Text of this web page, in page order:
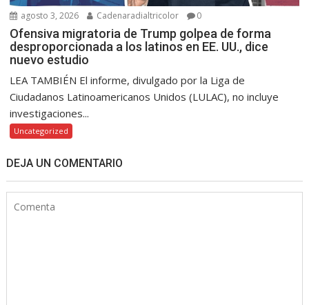
agosto 3, 2026 Cadenaradialtricolor 0
Ofensiva migratoria de Trump golpea de forma
desproporcionada a los latinos en EE. UU., dice
nuevo estudio
LEA TAMBIÉN El informe, divulgado por la Liga de
Ciudadanos Latinoamericanos Unidos (LULAC), no incluye
investigaciones...
Uncategorized
DEJA UN COMENTARIO